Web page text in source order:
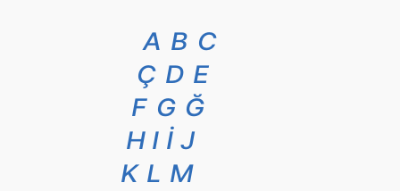
A B C
Ç D E
F G Ğ
H I İ J
K L M